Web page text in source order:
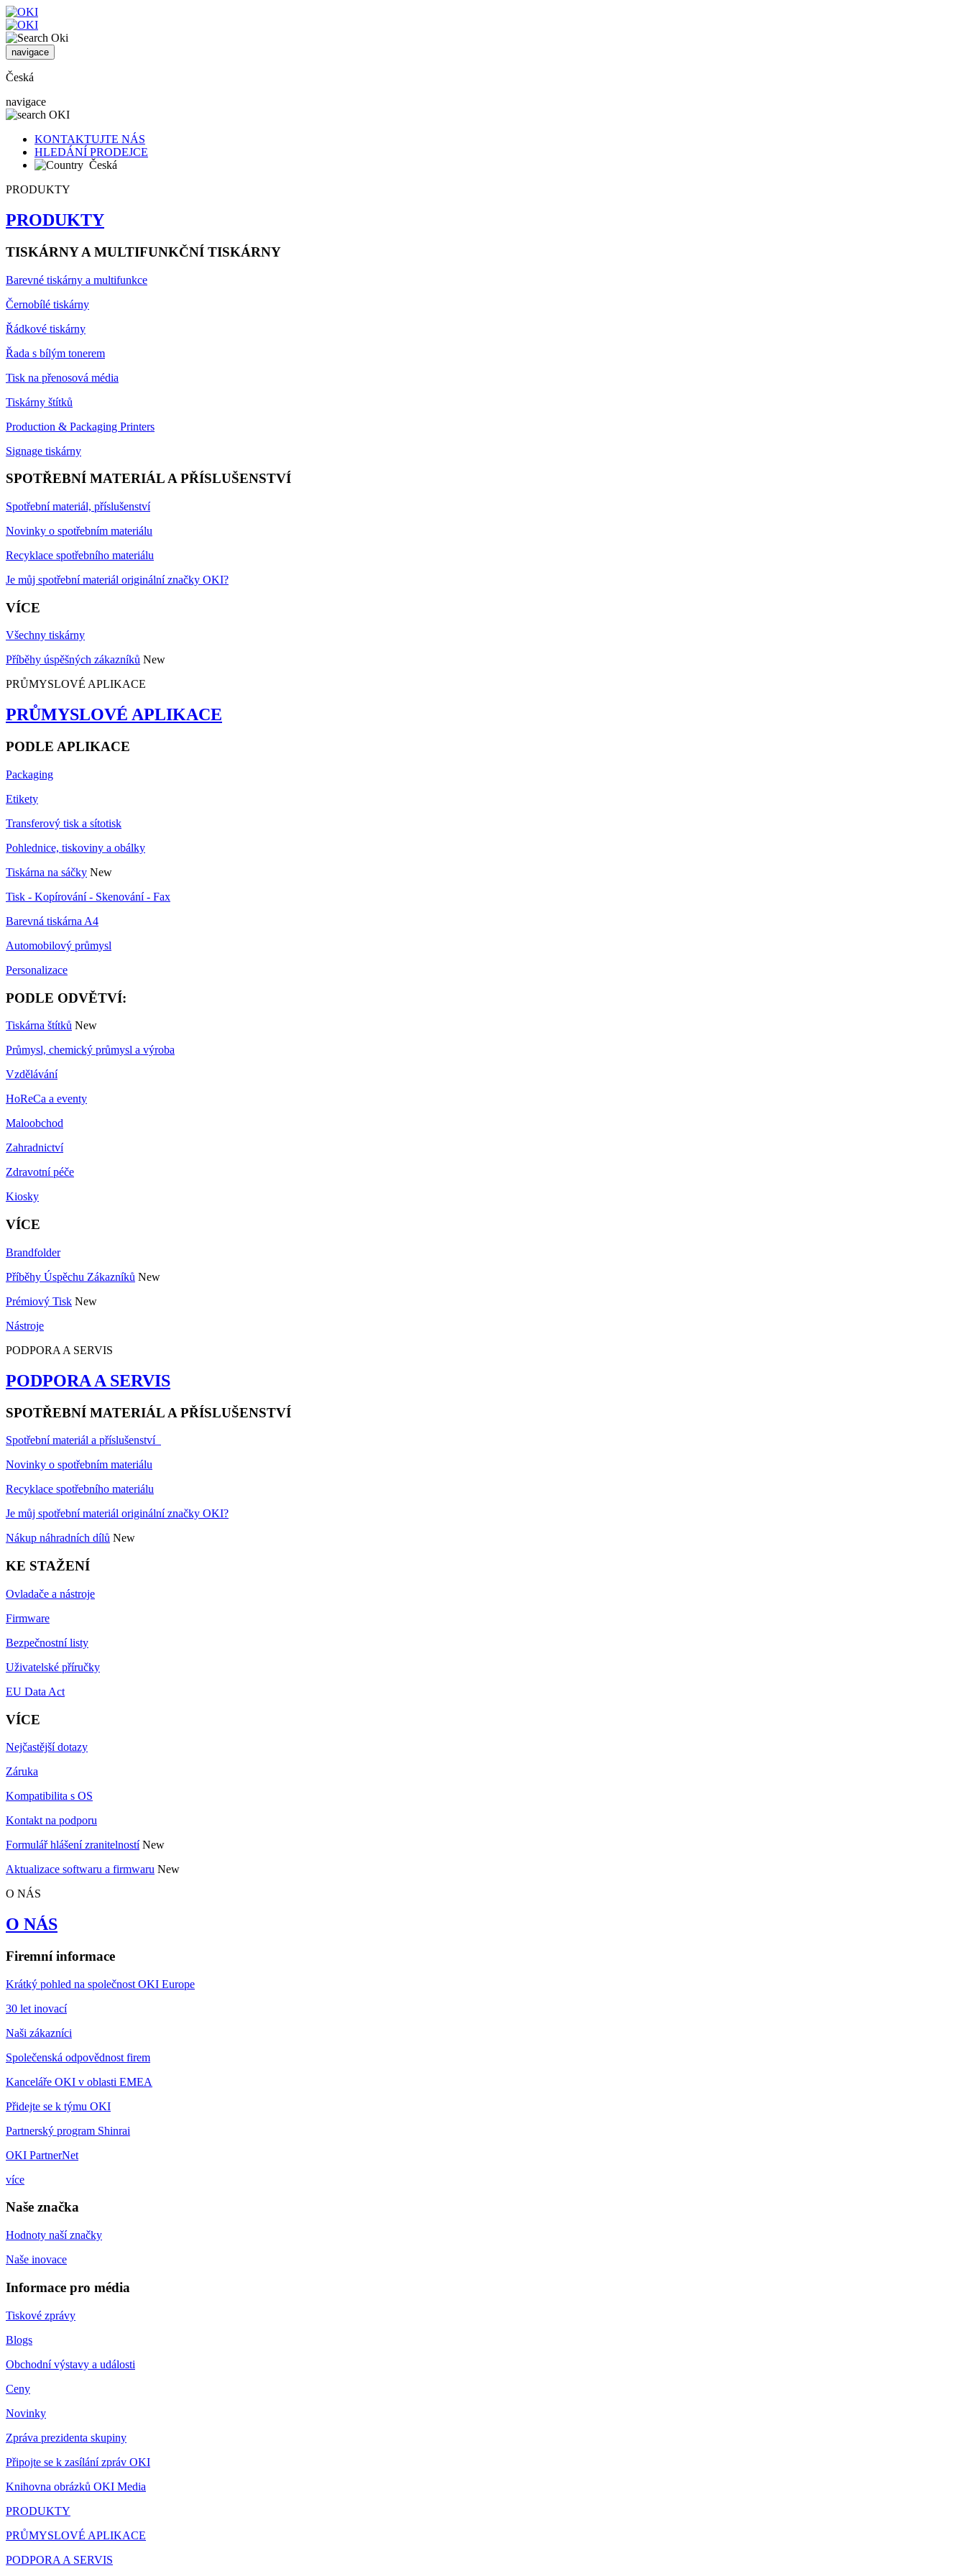
navigace
Česká
navigace
KONTAKTUJTE NÁS
HLEDÁNÍ PRODEJCE
Česká
PRODUKTY
PRODUKTY
TISKÁRNY A MULTIFUNKČNÍ TISKÁRNY
Barevné tiskárny a multifunkce
Černobílé tiskárny
Řádkové tiskárny
Řada s bílým tonerem
Tisk na přenosová média
Tiskárny štítků
Production & Packaging Printers
Signage tiskárny
SPOTŘEBNÍ MATERIÁL A PŘÍSLUŠENSTVÍ
Spotřební materiál, příslušenství
Novinky o spotřebním materiálu
Recyklace spotřebního materiálu
Je můj spotřební materiál originální značky OKI?
VÍCE
Všechny tiskárny
Příběhy úspěšných zákazníků New
PRŮMYSLOVÉ APLIKACE
PRŮMYSLOVÉ APLIKACE
PODLE APLIKACE
Packaging
Etikety
Transferový tisk a sítotisk
Pohlednice, tiskoviny a obálky
Tiskárna na sáčky New
Tisk - Kopírování - Skenování - Fax
Barevná tiskárna A4
Automobilový průmysl
Personalizace
PODLE ODVĚTVÍ:
Tiskárna štítků New
Průmysl, chemický průmysl a výroba
Vzdělávání
HoReCa a eventy
Maloobchod
Zahradnictví
Zdravotní péče
Kiosky
VÍCE
Brandfolder
Příběhy Úspěchu Zákazníků New
Prémiový Tisk New
Nástroje
PODPORA A SERVIS
PODPORA A SERVIS
SPOTŘEBNÍ MATERIÁL A PŘÍSLUŠENSTVÍ
Spotřební materiál a příslušenství
Novinky o spotřebním materiálu
Recyklace spotřebního materiálu
Je můj spotřební materiál originální značky OKI?
Nákup náhradních dílů New
KE STAŽENÍ
Ovladače a nástroje
Firmware
Bezpečnostní listy
Uživatelské příručky
EU Data Act
VÍCE
Nejčastější dotazy
Záruka
Kompatibilita s OS
Kontakt na podporu
Formulář hlášení zranitelností New
Aktualizace softwaru a firmwaru New
O NÁS
O NÁS
Firemní informace
Krátký pohled na společnost OKI Europe
30 let inovací
Naši zákazníci
Společenská odpovědnost firem
Kanceláře OKI v oblasti EMEA
Přidejte se k týmu OKI
Partnerský program Shinrai
OKI PartnerNet
více
Naše značka
Hodnoty naší značky
Naše inovace
Informace pro média
Tiskové zprávy
Blogs
Obchodní výstavy a události
Ceny
Novinky
Zpráva prezidenta skupiny
Připojte se k zasílání zpráv OKI
Knihovna obrázků OKI Media
PRODUKTY
PRŮMYSLOVÉ APLIKACE
PODPORA A SERVIS